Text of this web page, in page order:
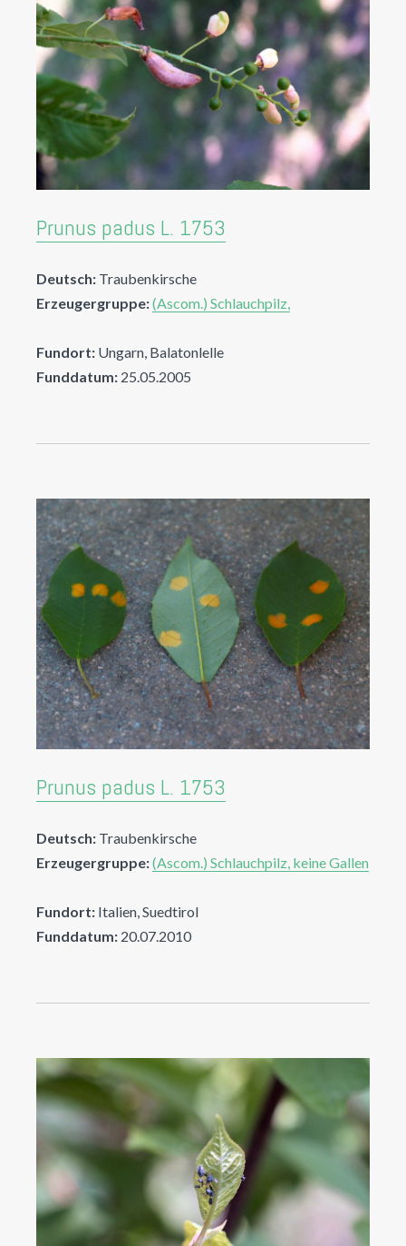
Prunus padus L. 1753
Deutsch: Traubenkirsche
Erzeugergruppe:(Ascom.) Schlauchpilz,
Fundort: Ungarn, Balatonlelle
Funddatum: 25.05.2005
Prunus padus L. 1753
Deutsch: Traubenkirsche
Erzeugergruppe:(Ascom.) Schlauchpilz, keine Gallen
Fundort: Italien, Suedtirol
Funddatum: 20.07.2010